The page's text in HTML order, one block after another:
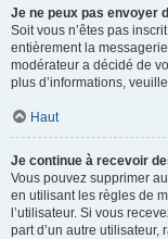
Je ne peux pas envoyer
Soit vous n’êtes pas
entièrement la
modérateur a décidé de
plus d’informations,
Haut
Je continue à recevoir
Vous pouvez supprimer
en utilisant les règles de
l’utilisateur. Si vous
part d’un autre utilisateur,